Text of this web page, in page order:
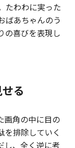
たわわに実った
ばあちゃんのう
の喜びを表現し
る
画角の中に目の
を排除していく
し、全く逆に考